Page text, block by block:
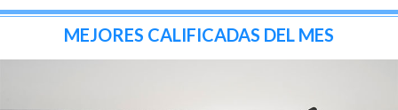
MEJORES CALIFICADAS DEL MES